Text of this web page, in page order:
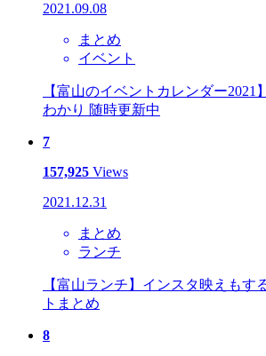
2021.09.08
まとめ
イベント
【富山のイベントカレンダー2021
わかり 随時更新中
7
157,925 Views
2021.12.31
まとめ
ランチ
【富山ランチ】インスタ映えもす
トまとめ
8